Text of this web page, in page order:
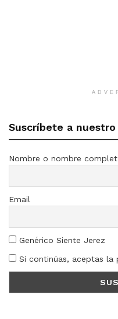
Suscríbete a
Nombre o nombre
Email
Genérico Siente Jerez
Si continúas, aceptas la